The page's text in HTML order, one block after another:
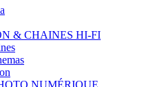
& CHAINES HI-FI
NUMÉRIQUE